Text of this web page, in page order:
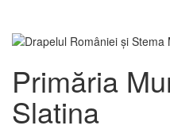
Primăria
Slatina